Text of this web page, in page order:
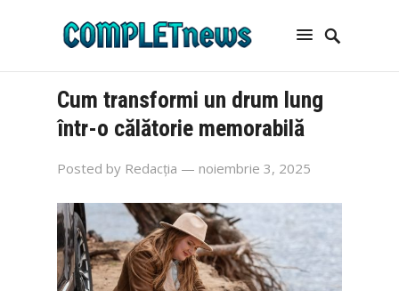
Cum transformi un drum lung
într-o călătorie memorabilă
Posted by Redacția — noiembrie 3, 2025